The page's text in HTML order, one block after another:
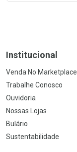
Institucional
Venda No Marketplace
Trabalhe Conosco
Ouvidoria
Nossas Lojas
Bulário
Sustentabilidade